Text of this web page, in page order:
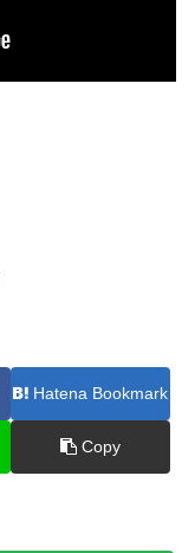
Hatena Bookmark
Copy